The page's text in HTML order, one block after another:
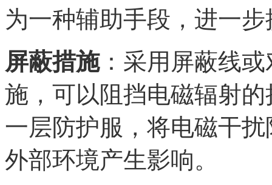
为一种辅助手段，进一
屏蔽措施：采用屏蔽线
施，可以阻挡电磁辐射
一层防护服，将电磁干
外部环境产生影响。